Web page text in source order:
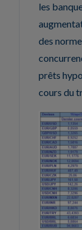
les
des
prêts
cours du